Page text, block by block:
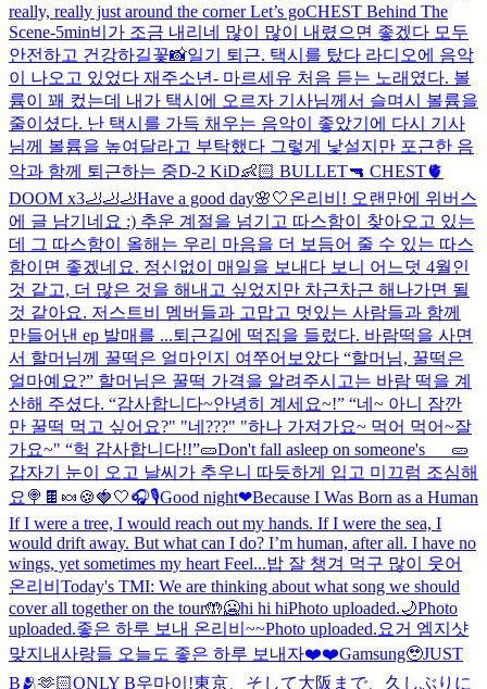
really, really just around the corner Let’s goCHEST Behind The
Scene-5min비가 조금 내리네 많이 많이 내렸으면 좋겠다 모두
안전하고 건강하길꽃📸일기 퇴근. 택시를 탔다 라디오에 음악
이 나오고 있었다 재주소년- 마르세유 처음 듣는 노래였다. 볼
륨이 꽤 컸는데 내가 택시에 오르자 기사님께서 슬며시 볼륨을
줄이셨다. 난 택시를 가득 채우는 음악이 좋았기에 다시 기사
님께 볼륨을 높여달라고 부탁했다 그렇게 낯설지만 포근한 음
악과 함께 퇴근하는 중D-2 KiD👶🏻 BULLET🔫 CHEST🫀
DOOM x3🦶🦶🦶Have a good day🌸🤍온리비! 오랜만에 위버스
에 글 남기네요 :) 추운 계절을 넘기고 따스함이 찾아오고 있는
데 그 따스함이 올해는 우리 마음을 더 보듬어 줄 수 있는 따스
함이면 좋겠네요. 정신없이 매일을 보내다 보니 어느덧 4월인
것 같고, 더 많은 것을 해내고 싶었지만 차근차근 해나가면 될
것 같아요. 저스트비 멤버들과 고맙고 멋있는 사람들과 함께
만들어낸 ep 발매를 ...퇴근길에 떡집을 들렀다. 바람떡을 사면
서 할머님께 꿀떡은 얼마인지 여쭈어보았다 “할머님, 꿀떡은
얼마예요?” 할머님은 꿀떡 가격을 알려주시고는 바람 떡을 계
산해 주셨다. “감사합니다~안녕히 계세요~!” “네~ 아니 잠깐
만 꿀떡 먹고 싶어요?" "네???" "하나 가져가요~ 먹어 먹어~잘
가요~" “헉 감사합니다!!”🥒Don't fall asleep on someone's___🥒
갑자기 눈이 오고 날씨가 추우니 따듯하게 입고 미끄럼 조심해
요 🍭🍫🍬🍪🍓🤍🎧🎙️Good night❤Because I Was Born as a Human
If I were a tree, I would reach out my hands. If I were the sea, I
would drift away. But what can I do? I’m human, after all. I have no
wings, yet sometimes my heart Feel...밥 잘 챙겨 먹구 많이 웃어
온리비 Today's TMI: We are thinking about what song we should
cover all together on the tour🤲🥶hi hi hiPhoto uploaded.🌙Photo
uploaded.좋은 하루 보내 온리비~~Photo uploaded.요거 엠지샷
맞지 내사랑들 오늘도 좋은 하루 보내자❤️❤️Gamsung🥹JUST
B🫂🫶🏻ONLY B우마이!東京、そして大阪まで、久しぶりに